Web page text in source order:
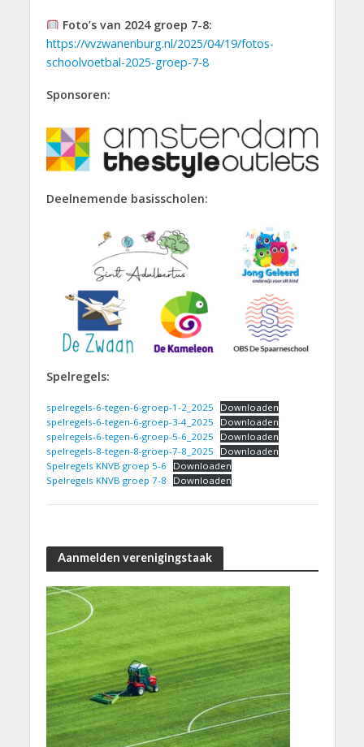
Foto’s van 2024 groep 7-8:
https://vvzwanenburg.nl/2025/04/19/fotos-
schoolvoetbal-2025-groep-7-8
Sponsoren:
Deelnemende basisscholen:
Spelregels:
spelregels-6-tegen-6-groep-1-2_2025
Downloaden
spelregels-6-tegen-6-groep-3-4_2025
Downloaden
spelregels-6-tegen-6-groep-5-6_2025
Downloaden
spelregels-8-tegen-8-groep-7-8_2025
Downloaden
Spelregels KNVB groep 5-6
Downloaden
Spelregels KNVB groep 7-8
Downloaden
Aanmelden verenigingstaak